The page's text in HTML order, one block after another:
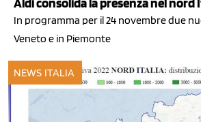
Aldi consolida la presenza nel nord
In programma per il 24 novembre due
Veneto e in Piemonte
NEWS ITALIA